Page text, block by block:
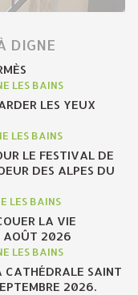
DIGNE
LES BAINS
LES YEUX
LES BAINS
LE FESTIVAL DE
DES ALPES DU
LES BAINS
LA VIE
AOÛT 2026
LES BAINS
CATHÉDRALE SAINT
2026.